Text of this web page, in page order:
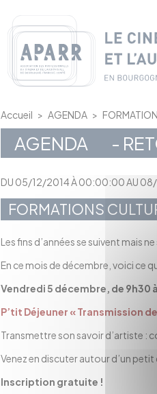
Accueil > AGENDA >
AGENDA -
DU 05/12/2014 À 00:00:00 AU
FORMATIONS
Les fins d’années se suivent mais
En ce mois de décembre, voici ce
Vendredi 5 décembre, de 9h30 à
P’tit Déjeuner « Transmission
Transmettre son savoir d’artiste :
Venez en discuter autour d’un petit
Inscription gratuite !